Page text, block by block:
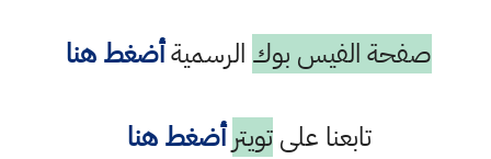
صفحة الفيس بوك الرسميةأضغط هنا
تابعنا علىتويتر أضغط هنا